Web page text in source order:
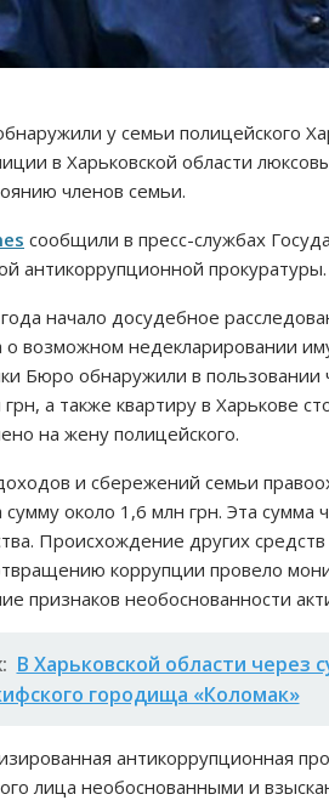
у семьи полицейского
в Харьковской области
членов семьи.
сообщили в пресс-службах
антикоррупционной прокуратуры.
начало досудебное
о возможном недекларировании
Бюро обнаружили в пользовании
а также квартиру в Харькове
на жену полицейского.
и сбережений семьи
сумму около 1,6 млн грн. Эта
Происхождение других
коррупции провело
признаков необоснованности
В Харьковской области через
городища «Коломак»
антикоррупционная
лица необоснованными и